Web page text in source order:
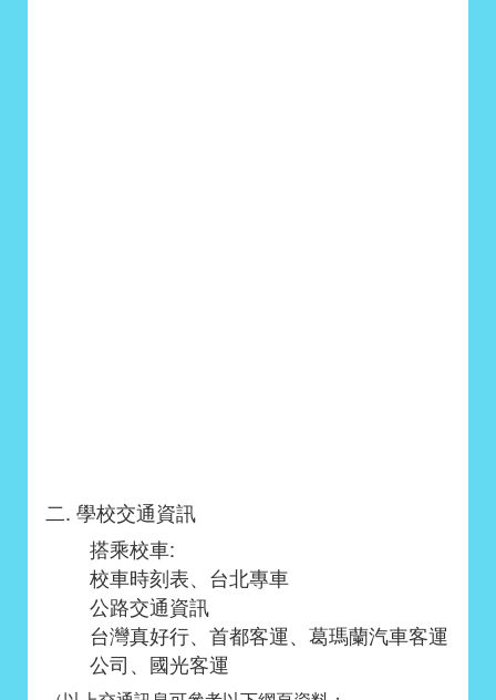
二. 學校交通資訊
搭乘校車:
校車時刻表、 台北專車
公路交通資訊
台灣真好行、 首都客運、 葛瑪蘭汽車客運
公司、 國光客運